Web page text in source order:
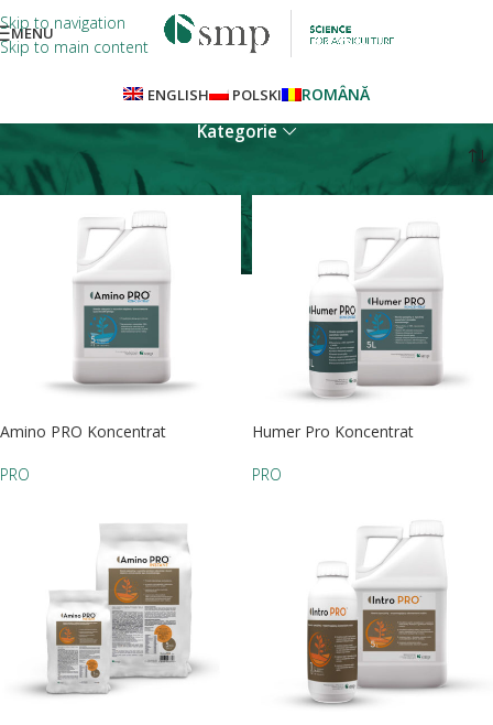
Skip to navigation
Skip to main content
MENU
ENGLISH POLSKI ROMÂNĂ
Kategorie
Strona główna
Amino PRO Koncentrat
PRO
Humer Pro Koncentrat
PRO